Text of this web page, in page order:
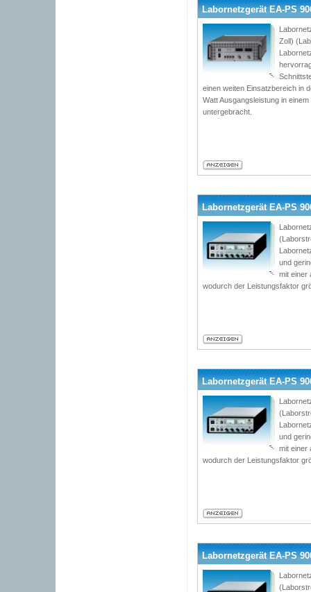
Labornetzgerät EA-PS
Zoll)
einen weiten Einsatzbereich in
Watt Ausgangsleistung in
untergebracht.
Labornetzgerät EA-PS
und
mit einer
wodurch der Leistungsfaktor
Labornetzgerät EA-PS
und
mit einer
wodurch der Leistungsfaktor
Labornetzgerät EA-PS